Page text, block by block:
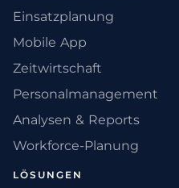
Einsatzplanung
Mobile App
Zeitwirtschaft
Personalmanagement
Analysen & Reports
Workforce-Planung
LÖSUNGEN